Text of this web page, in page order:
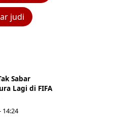
judi
Sabar
Lagi di FIFA
14:24